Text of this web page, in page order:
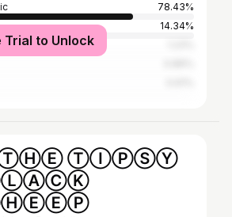
78.43%
14.34%
Trial to Unlock
ⓉⒽⒺ ⓉⒾⓅⓈⓎ